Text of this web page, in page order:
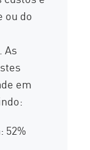
ou do
As
em
52%